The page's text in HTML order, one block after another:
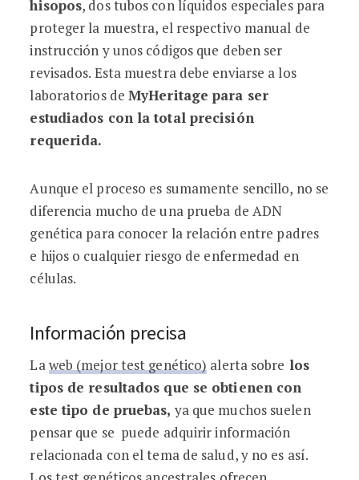
hisopos, dos tubos con líquidos especiales para
proteger la muestra, el respectivo manual de
instrucción y unos códigos que deben ser
revisados. Esta muestra debe enviarse a los
laboratorios deMyHeritage para ser
estudiados con la total precisión
requerida.
Aunque el proceso es sumamente sencillo, no se
diferencia mucho de una prueba de ADN
genética para conocer la relación entre padres
e hijos o cualquier riesgo de enfermedad en
células.
Información precisa
Laweb (mejor test genético) alerta sobre los
tipos de resultados que se obtienen con
este tipo de pruebas, ya que muchos suelen
pensar que se puede adquirir información
relacionada con el tema de salud, y no es así.